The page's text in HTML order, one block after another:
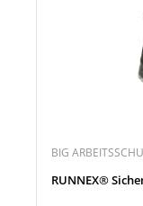
BIG
RUNNEX®